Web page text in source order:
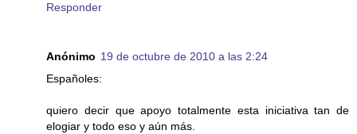
Responder
Anónimo 19 de octubre de 2010 a las 2:24
Españoles:
quiero decir que apoyo totalmente esta iniciativa tan de
elogiar y todo eso y aún más.